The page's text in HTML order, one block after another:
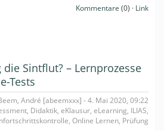
Kommentare (0) · Link
Sintflut? – Lernprozesse
Tests
André [abeemxxx] - 4. Mai 2020, 09:22
Didaktik, eKlausur, eLearning, ILIAS,
Online Lernen, Prüfung